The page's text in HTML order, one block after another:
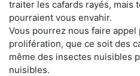
traiter les cafards rayés, mais
pourraient vous envahir.
Vous pourrez nous faire appel
prolifération, que ce soit des
même des insectes nuisibles
nuisibles.